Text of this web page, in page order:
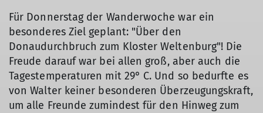
Für Donnerstag der Wanderwoche war ein
besonderes Ziel geplant: "Über den
Donaudurchbruch zum Kloster Weltenburg"! Die
Freude darauf war bei allen groß, aber auch die
Tagestemperaturen mit 29° C. Und so bedurfte es
von Walter keiner besonderen Überzeugungskraft,
um alle Freunde zumindest für den Hinweg zum